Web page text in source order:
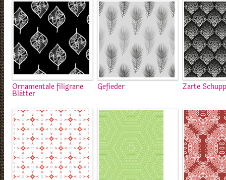
Ornamentale filigrane
Blätter
Gefieder Zarte